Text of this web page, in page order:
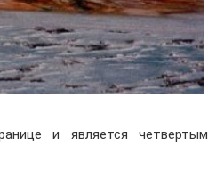
и является четвертым